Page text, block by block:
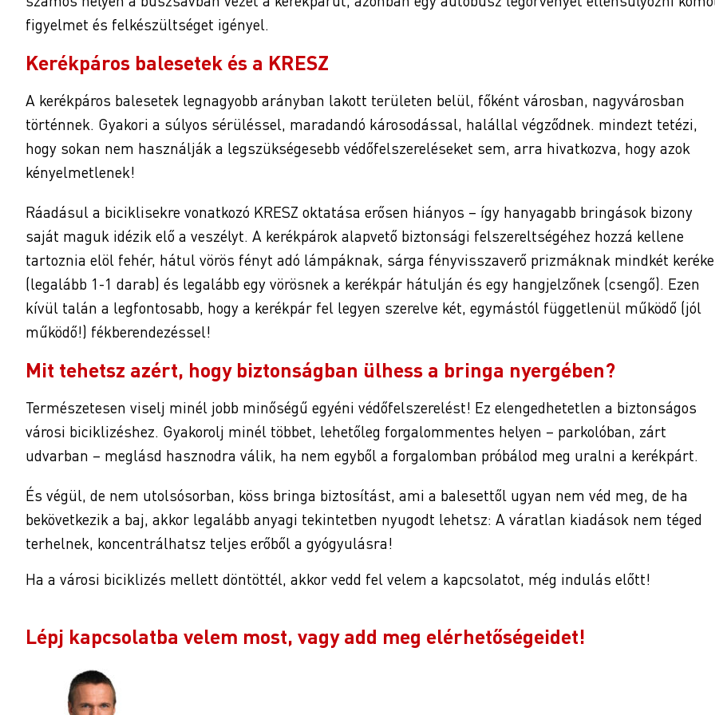
figyelmet és felkészültséget igényel.
Kerékpáros balesetek és a KRESZ
A kerékpáros balesetek legnagyobb arányban lakott területen belül, főként városban, nagyvárosban
történnek. Gyakori a súlyos sérüléssel, maradandó károsodással, halállal végződnek. mindezt tetézi,
hogy sokan nem használják a legszükségesebb védőfelszereléseket sem, arra hivatkozva, hogy azok
kényelmetlenek!
Ráadásul a biciklisekre vonatkozó KRESZ oktatása erősen hiányos – így hanyagabb bringások bizony
saját maguk idézik elő a veszélyt. A kerékpárok alapvető biztonsági felszereltségéhez hozzá kellene
tartoznia elöl fehér, hátul vörös fényt adó lámpáknak, sárga fényvisszaverő prizmáknak mindkét
(legalább 1-1 darab) és legalább egy vörösnek a kerékpár hátulján és egy hangjelzőnek (csengő). Ezen
kívül talán a legfontosabb, hogy a kerékpár fel legyen szerelve két, egymástól függetlenül működő (jól
működő!) fékberendezéssel!
Mit tehetsz azért, hogy biztonságban ülhess a bringa nyergében?
Természetesen viselj minél jobb minőségű egyéni védőfelszerelést! Ez elengedhetetlen a biztonságos
városi biciklizéshez. Gyakorolj minél többet, lehetőleg forgalommentes helyen – parkolóban, zárt
udvarban – meglásd hasznodra válik, ha nem egyből a forgalomban próbálod meg uralni a kerékpárt.
És végül, de nem utolsósorban, köss bringa biztosítást, ami a balesettől ugyan nem véd meg, de ha
bekövetkezik a baj, akkor legalább anyagi tekintetben nyugodt lehetsz: A váratlan kiadások nem téged
terhelnek, koncentrálhatsz teljes erőből a gyógyulásra!
Ha a városi biciklizés mellett döntöttél, akkor vedd fel velem a kapcsolatot, még indulás előtt!
Lépj kapcsolatba velem most, vagy add meg elérhetőségeidet!